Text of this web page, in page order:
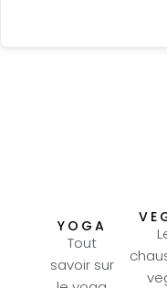
YOGA
Tout
savoir sur